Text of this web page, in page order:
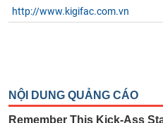
http://www.kigifac.com.vn
viết
Báo
cáo